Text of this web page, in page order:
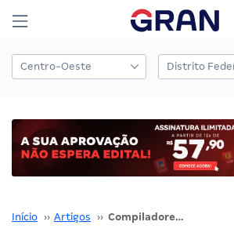
Início ›› Artigos ›› Compiladores, interpretadores e montadores